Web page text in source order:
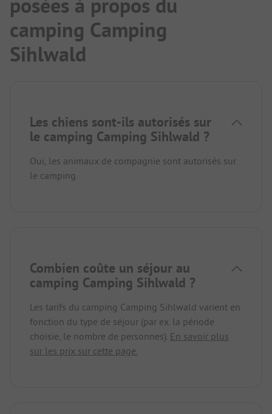
camping Camping
Sihlwald
Les chiens sont-ils autorisés sur
le camping Camping Sihlwald ?
Oui, les animaux de compagnie sont autorisés sur
le camping.
Combien coûte un séjour au
camping Camping Sihlwald ?
Les tarifs du camping Camping Sihlwald varient en
fonction du type de séjour (par ex. la période
choisie, le nombre de personnes). En savoir plus
sur les prix sur cette page.